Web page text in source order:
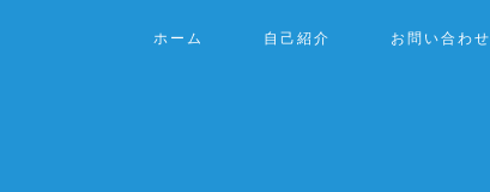
ホーム 自己紹介 お問い合わせ